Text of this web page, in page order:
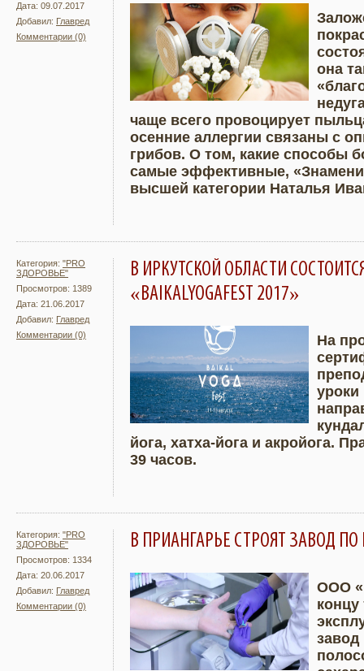
Дата: 09.07.2017
Добавил: Главред
Комментарии (0)
Подробнее
она
чаще всего провоцирует
осенние аллергии связаны с
грибов. О том, какие способы
самые эффективные,
высшей категории Наталья
Категория: "PRO
ЗДОРОВЬЕ"
Просмотров: 1389
Дата: 21.06.2017
Добавил: Главред
Комментарии (0)
В ИРКУТСКОЙ ОБЛАСТИ
«BAIKALYOGAFEST 2017»
Подробнее
На
уроки
йога, хатха-йога и акройога.
39 часов.
Категория: "PRO
ЗДОРОВЬЕ"
Просмотров: 1334
Дата: 20.06.2017
Добавил: Главред
Комментарии (0)
В ПРИАНГАРЬЕ СТРОЯТ ЗАВОД
Подробнее
ООО
концу
завод